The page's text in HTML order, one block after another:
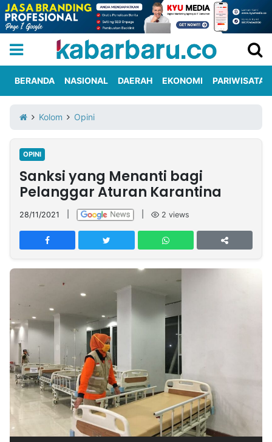
Iklan
Berita
Kami
Nasional
International
Olahraga
Entertainment
Daerah
Pariwisata
Kuliner
Kolom
Network
PT
TREETAN
MULTIMEDIA
INDONESIA
Partner
Insight
NTB
Suara
Time
Lens
IDN
Daily
Jogja
Jalan
Rakyat
Idealita
News
Kita
Notice
Dinamikapost.com
Radar
Baru
Seedbacklink
Kabarbaru
BERANDA NASIONAL DAERAH EKONOMI PARIWISATA
Kolom Opini
OPINI
Sanksi yang Menanti bagi
Pelanggar Aturan Karantina
28/11/2021 2 views